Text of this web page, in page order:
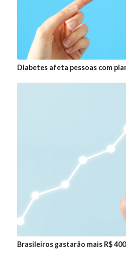
Diabetes afeta pessoas com
Brasileiros gastarão mais R$